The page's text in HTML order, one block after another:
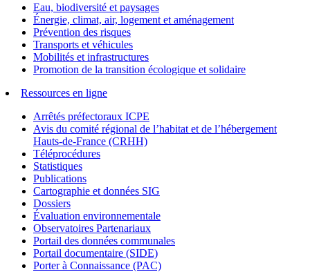
Eau, biodiversité et paysages
Énergie, climat, air, logement et aménagement
Prévention des risques
Transports et véhicules
Mobilités et infrastructures
Promotion de la transition écologique et solidaire
Ressources en ligne
Arrêtés préfectoraux ICPE
Avis du comité régional de l’habitat et de l’hébergement
Hauts-de-France (CRHH)
Téléprocédures
Statistiques
Publications
Cartographie et données SIG
Dossiers
Évaluation environnementale
Observatoires Partenariaux
Portail des données communales
Portail documentaire (SIDE)
Porter à Connaissance (PAC)